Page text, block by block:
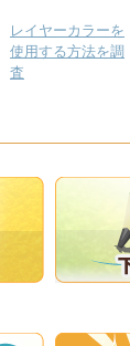
レイヤーカラーを
使用する方法を調
査